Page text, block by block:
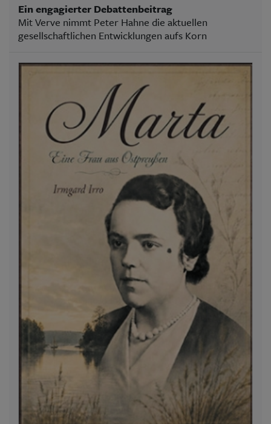
Ein engagierter Debattenbeitrag
Mit Verve nimmt Peter Hahne die aktuellen
gesellschaftlichen Entwicklungen aufs Korn